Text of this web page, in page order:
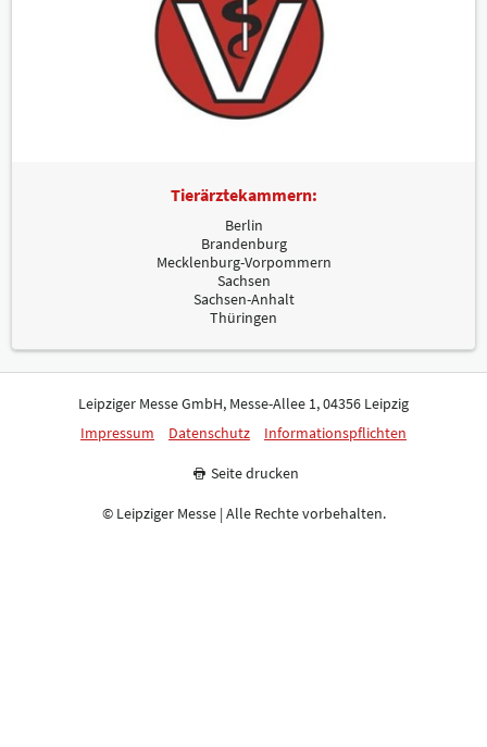
Tierärztekammern:
Berlin
Brandenburg
Mecklenburg-Vorpommern
Sachsen
Sachsen-Anhalt
Thüringen
Leipziger Messe GmbH, Messe-Allee 1, 04356 Leipzig
Impressum
Datenschutz Informationspflichten
Seite drucken
© Leipziger Messe | Alle Rechte vorbehalten.